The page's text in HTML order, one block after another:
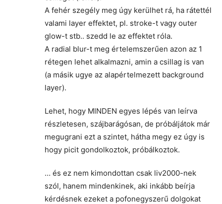
A fehér szegély meg úgy kerülhet rá, ha rátettél
valami layer effektet, pl. stroke-t vagy outer
glow-t stb.. szedd le az effektet róla.
A radial blur-t meg értelemszerűen azon az 1
rétegen lehet alkalmazni, amin a csillag is van
(a másik ugye az alapértelmezett background
layer).
Lehet, hogy MINDEN egyes lépés van leírva
részletesen, szájbarágósan, de próbáljátok már
megugrani ezt a szintet, hátha megy ez úgy is
hogy picit gondolkoztok, próbálkoztok.
… és ez nem kimondottan csak liv2000-nek
szól, hanem mindenkinek, aki inkább beírja
kérdésnek ezeket a pofonegyszerű dolgokat